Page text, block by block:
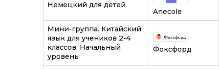
Немецкий для детей
Anecole
Мини-группа. Китайский
язык для учеников 2-4
классов. Начальный
уровень
Фоксфорд